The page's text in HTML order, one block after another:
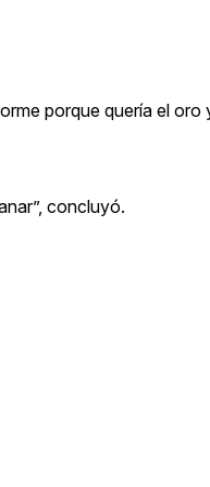
porque quería el
concluyó.